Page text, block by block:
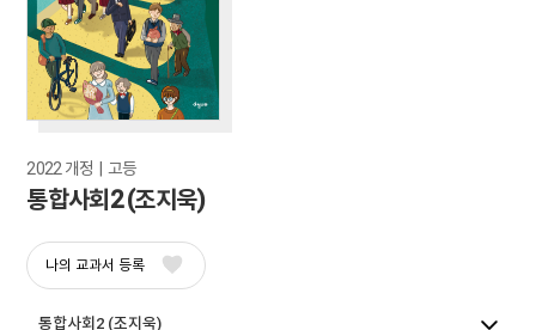
2022 개정  |  고등
통합사회2 (조지욱)
나의 교과서 등록